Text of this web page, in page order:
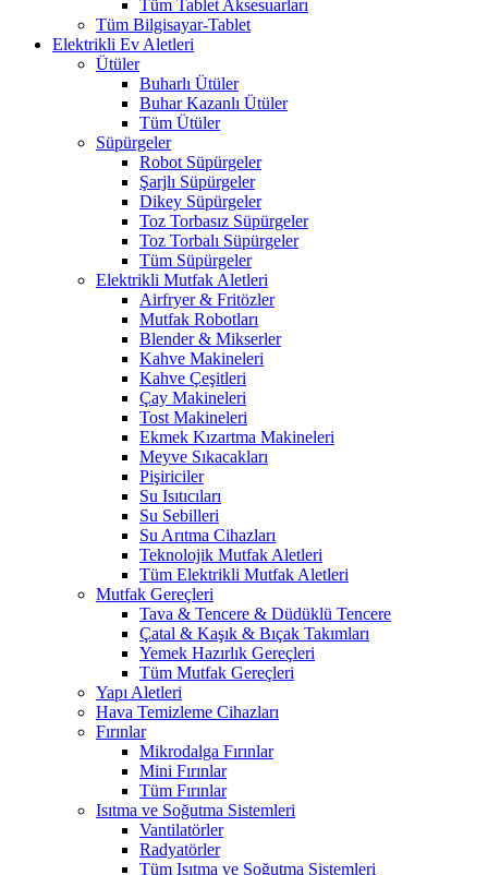
Tüm Tablet Aksesuarları
Tüm Bilgisayar-Tablet
Elektrikli Ev Aletleri
Ütüler
Buharlı Ütüler
Buhar Kazanlı Ütüler
Tüm Ütüler
Süpürgeler
Robot Süpürgeler
Şarjlı Süpürgeler
Dikey Süpürgeler
Toz Torbasız Süpürgeler
Toz Torbalı Süpürgeler
Tüm Süpürgeler
Elektrikli Mutfak Aletleri
Airfryer & Fritözler
Mutfak Robotları
Blender & Mikserler
Kahve Makineleri
Kahve Çeşitleri
Çay Makineleri
Tost Makineleri
Ekmek Kızartma Makineleri
Meyve Sıkacakları
Pişiriciler
Su Isıtıcıları
Su Sebilleri
Su Arıtma Cihazları
Teknolojik Mutfak Aletleri
Tüm Elektrikli Mutfak Aletleri
Mutfak Gereçleri
Tava & Tencere & Düdüklü Tencere
Çatal & Kaşık & Bıçak Takımları
Yemek Hazırlık Gereçleri
Tüm Mutfak Gereçleri
Yapı Aletleri
Hava Temizleme Cihazları
Fırınlar
Mikrodalga Fırınlar
Mini Fırınlar
Tüm Fırınlar
Isıtma ve Soğutma Sistemleri
Vantilatörler
Radyatörler
Tüm Isıtma ve Soğutma Sistemleri